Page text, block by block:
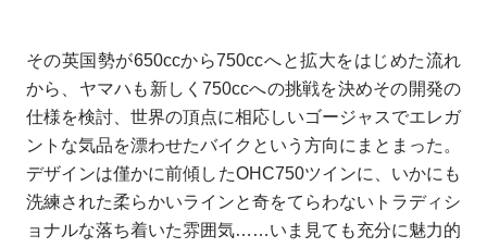
その英国勢が650ccから750ccへと拡大をはじめた流れ
から、ヤマハも新しく750ccへの挑戦を決めその開発の
仕様を検討、世界の頂点に相応しいゴージャスでエレガ
ントな気品を漂わせたバイクという方向にまとまった。
デザインは僅かに前傾したOHC750ツインに、いかにも
洗練された柔らかいラインと奇をてらわないトラディシ
ョナルな落ち着いた雰囲気……いま見ても充分に魅力的